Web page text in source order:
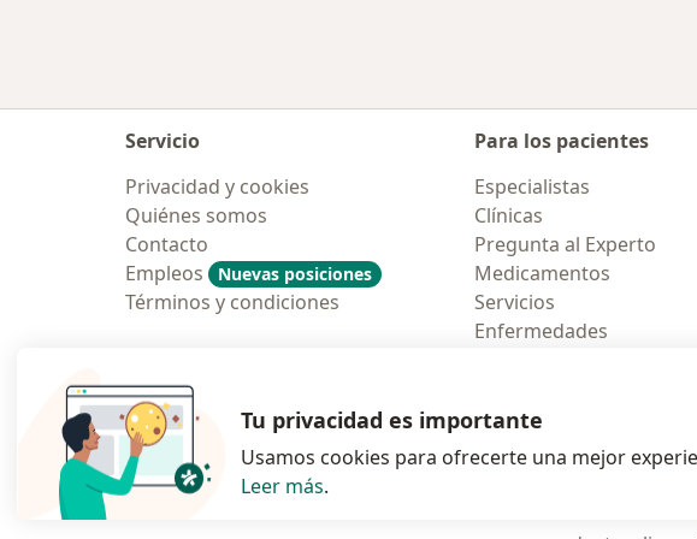
Servicio
Privacidad y cookies
Quiénes somos
Contacto
Empleos
Nuevas posiciones
Términos y condiciones
Para los pacientes
Especialistas
Clínicas
Pregunta al Experto
Medicamentos
Servicios
Enfermedades
Polska se abre en una
se abre en
Tu privacidad es importante
Usamos cookies para ofrecerte una mejor
Leer más.